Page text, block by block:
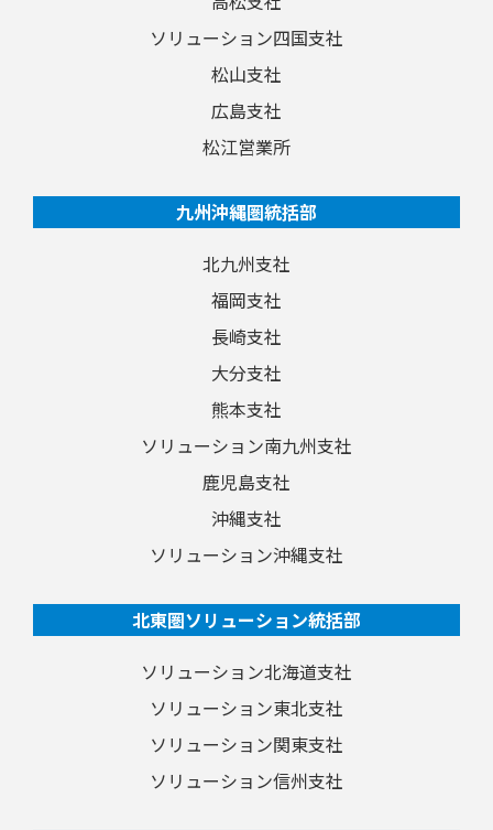
ソリューション四国支社
松山支社
広島支社
松江営業所
九州沖縄圏統括部
北九州支社
福岡支社
長崎支社
大分支社
熊本支社
ソリューション南九州支社
鹿児島支社
沖縄支社
ソリューション沖縄支社
北東圏ソリューション統括部
ソリューション北海道支社
ソリューション東北支社
ソリューション関東支社
ソリューション信州支社